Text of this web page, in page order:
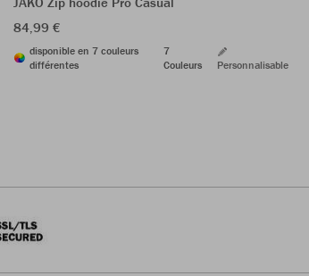
84,99 €
disponible en 7 couleurs
différentes
7
Couleurs
Personnalisable